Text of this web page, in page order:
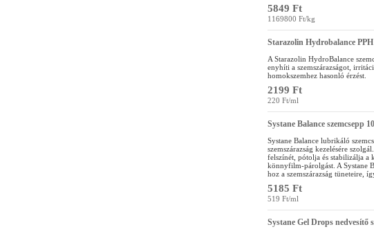
5849 Ft
1169800 Ft/kg
Starazolin Hydrobalance
A Starazolin HydroBalance
enyhíti a szemszárazságot,
homokszemhez hasonló érzést.
2199 Ft
220 Ft/ml
Systane Balance szemcsepp
Systane Balance lubrikáló
szemszárazság kezelésére
felszínét, pótolja és stabilizálja
könnyfilm-párolgást. A Systane
hoz a szemszárazság tüneteire,
5185 Ft
519 Ft/ml
Systane Gel Drops nedvesítő